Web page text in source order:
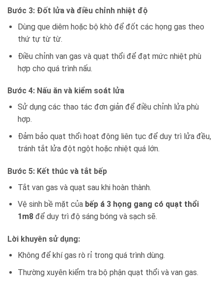
Bước 3: Đốt lửa và điều chỉnh nhiệt độ
Dùng que diêm hoặc bộ khò để đốt các họng gas theo
thứ tự từ từ.
Điều chỉnh van gas và quạt thổi để đạt mức nhiệt phù
hợp cho quá trình nấu.
Bước 4: Nấu ăn và kiểm soát lửa
Sử dụng các thao tác đơn giản để điều chỉnh lửa phù
hợp.
Đảm bảo quạt thổi hoạt động liên tục để duy trì lửa đều,
tránh tắt lửa đột ngột hoặc nhiệt quá lớn.
Bước 5: Kết thúc và tắt bếp
Tắt van gas và quạt sau khi hoàn thành.
Vệ sinh bề mặt của bếp á 3 họng gang có quạt thổi
1m8để duy trì độ sáng bóng và sạch sẽ.
Lời khuyên sử dụng:
Không để khí gas rò rỉ trong quá trình dùng.
Thường xuyên kiểm tra bộ phận quạt thổi và van gas.